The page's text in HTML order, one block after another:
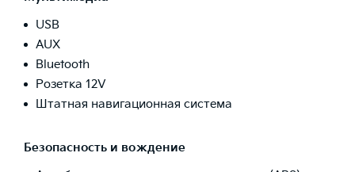
USB
AUX
Bluetooth
Розетка 12V
Штатная навигационная система
Безопасность и вождение